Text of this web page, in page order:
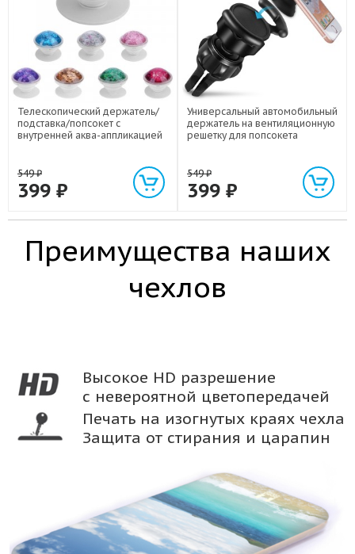
Телескопический держатель/
подставка/попсокет с
внутренней аква-аппликацией
549₽
399 ₽
Универсальный автомобильный
держатель на вентиляционную
решетку для попсокета
549₽
399 ₽
Преимущества наших
чехлов
Высокое HD разрешение
с невероятной цветопередачей
Печать на изогнутых краях чехла
Защита от стирания и царапин